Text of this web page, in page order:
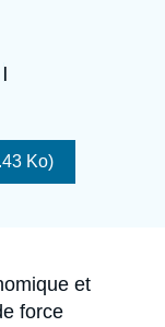
Ko)
et
force